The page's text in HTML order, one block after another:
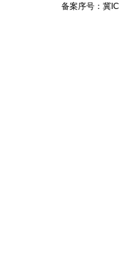
备案序号： 冀